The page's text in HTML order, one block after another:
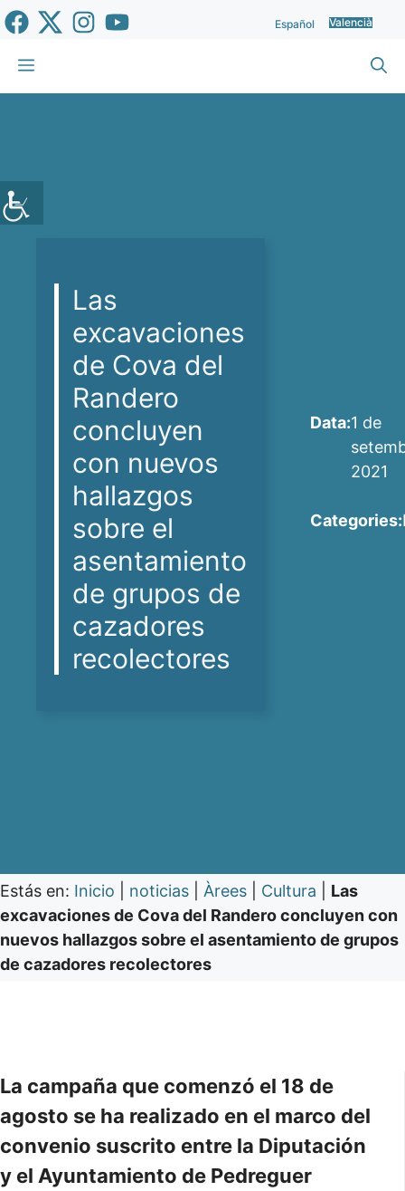
Vés
al
contingut
Español Valencià
Menu
Las
excavaciones
de Cova del
Randero
concluyen
con nuevos
hallazgos
sobre el
asentamiento
de grupos de
cazadores
recolectores
Data:1 de
2021
Categories:
Estás en: Inicio noticias Àrees Cultura
Las
excavaciones de Cova del Randero concluyen con
nuevos hallazgos sobre el asentamiento de grupos
de cazadores recolectores
La campaña que comenzó el 18 de
agosto se ha realizado en el marco del
convenio suscrito entre la Diputación
y el Ayuntamiento de Pedreguer